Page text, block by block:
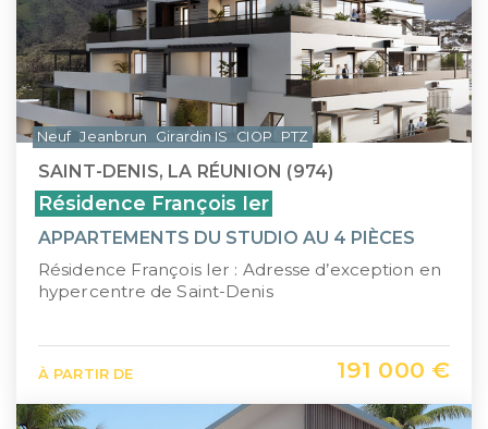
SAINT-DENIS, LA RÉUNION (974)
Résidence François Ier
APPARTEMENTS DU STUDIO AU 4 PIÈCES
Résidence François Ier : Adresse d’exception en
hypercentre de Saint-Denis
À PARTIR DE 191 000 €
Neuf Jeanbrun Girardin IS CIOP PTZ